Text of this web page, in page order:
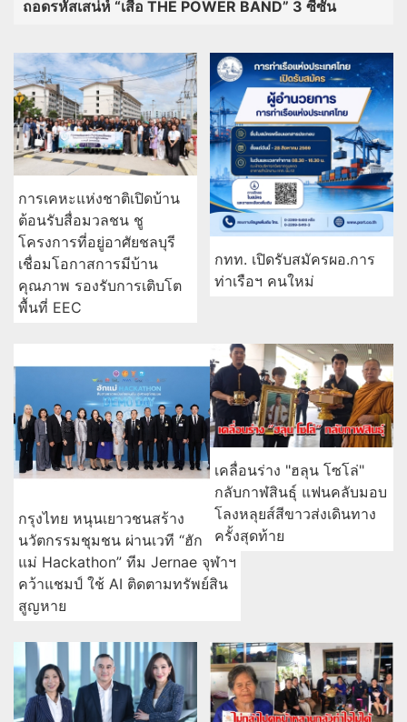
ถอดรหัสเสน่ห์ “เสื้อ THE POWER BAND” 3 ซีซัน
การเคหะแห่งชาติเปิดบ้าน
ต้อนรับสื่อมวลชน ชู
โครงการที่อยู่อาศัยชลบุรี
เชื่อมโอกาสการมีบ้าน
คุณภาพ รองรับการเติบโต
พื้นที่ EEC
กทท. เปิดรับสมัครผอ.การ
ท่าเรือฯ คนใหม่
กรุงไทย หนุนเยาวชนสร้าง
นวัตกรรมชุมชน ผ่านเวที “ฮัก
แม่ Hackathon” ทีม Jernae จุฬาฯ
คว้าแชมป์ ใช้ AI ติดตามทรัพย์สิน
สูญหาย
เคลื่อนร่าง "ฮลุน โซโล่"
กลับกาฬสินธุ์ แฟนคลับมอบ
โลงหลุยส์สีขาวส่งเดินทาง
ครั้งสุดท้าย